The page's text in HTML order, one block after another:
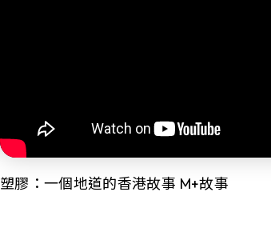
塑膠：一個地道的香港故事 M+故事